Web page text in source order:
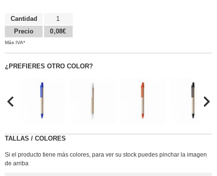
Cantidad
Precio
1
0,08€
Más IVA*
¿PREFIERES OTRO COLOR?
TALLAS / COLORES
Si el producto tiene más colores, para ver su stock puedes pinchar la imagen
de arriba